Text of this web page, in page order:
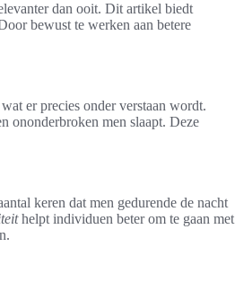
dan ooit. Dit artikel biedt
bewust te werken aan betere
er precies onder verstaan wordt.
ononderbroken men slaapt. Deze
keren dat men gedurende de nacht
helpt individuen beter om te gaan met